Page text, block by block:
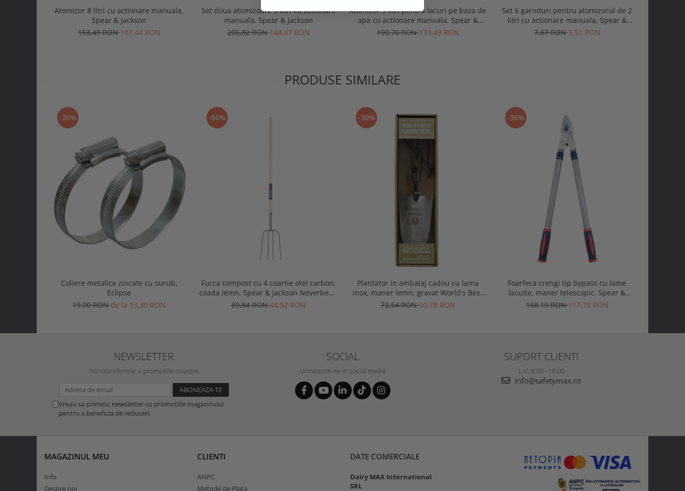
Atomizor 8 litri cu actionare manuala,
Spear & Jackson
153,49 RON107,44 RON
Set doua atomizoare 5 litri cu actionare
manuala, Spear & Jackson
205,82 RON144,07 RON
Atomizor 5 litri pentru lacuri pe baza de
apa cu actionare manuala, Spear &
Jackson
190,70 RON133,49 RON
Set 6 garnituri pentru atomizorul de 2
litri cu actionare manuala, Spear &
Jackson
7,87 RON5,51 RON
PRODUSE SIMILARE
-30%
Coliere metalice zincate cu surub,
Eclipse
19,00 RONde la 13,30 RON
-50%
Furca compost cu 4 coarne otel carbon,
coada lemn, Spear & Jackson Neverbend
Professional
89,84 RON44,92 RON
-30%
Plantator in ambalaj cadou cu lama
inox, maner lemn, gravat World's Best
Gardener, Spear & Jackson
72,54 RON50,78 RON
-30%
Foarfeca crengi tip bypass cu lame
lacuite, maner telescopic, Spear &
Jackson Razorsharp Steel
168,19 RON117,73 RON
NEWSLETTER
Nu rata ofertele si promotiile noastre
Vreau sa primesc newsletter cu promotiile magazinului
pentru a beneficia de reduceri.
SOCIAL
Urmareste-ne in social media
SUPORT CLIENTI
L-V, 8:00 - 16:00
info@safetymax.ro
MAGAZINUL MEU
Info
Despre noi
CLIENTI
ANPC
Metode de Plata
DATE COMERCIALE
Dairy MAX International
SRL